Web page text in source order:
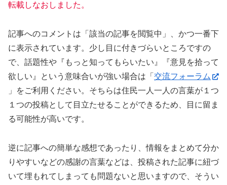
転載しなおしました。
記事へのコメントは「該当の記事を閲覧中」、かつ一番下
に表示されています。少し目に付きづらいところですの
で、話題性や『もっと知ってもらいたい』『意見を拾って
欲しい』という意味合いが強い場合は「 交流フォーラム
」をご利用ください。そちらは住民一人一人の言葉が１つ
１つの投稿として目立たせることができるため、目に留ま
る可能性が高いです。
逆に記事への簡単な感想であったり、情報をまとめて分か
りやすいなどの感謝の言葉などは、投稿された記事に紐づ
いて埋もれてしまっても問題ないと思いますので、そうい